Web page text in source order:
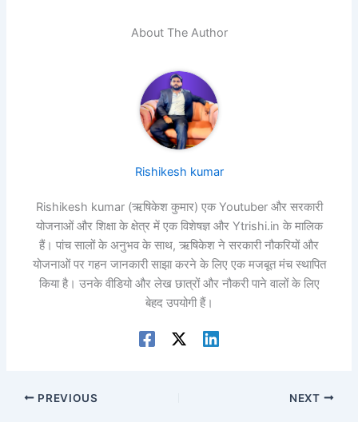
About The Author
Rishikesh kumar
Rishikesh kumar (ऋषिकेश कुमार) एक Youtuber और सरकारी
योजनाओं और शिक्षा के क्षेत्र में एक विशेषज्ञ और Ytrishi.in के मालिक
हैं। पांच सालों के अनुभव के साथ, ऋषिकेश ने सरकारी नौकरियों और
योजनाओं पर गहन जानकारी साझा करने के लिए एक मजबूत मंच स्थापित
किया है। उनके वीडियो और लेख छात्रों और नौकरी पाने वालों के लिए
बेहद उपयोगी हैं।
PREVIOUS NEXT